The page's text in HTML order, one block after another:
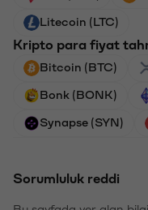
Litecoin (LTC)
Kripto para fiyat
Bitcoin (BTC)
Bonk (BONK)
Synapse (SYN)
Sorumluluk reddi